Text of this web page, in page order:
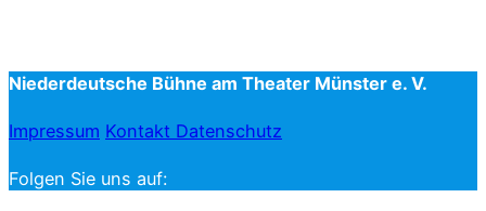
Niederdeutsche Bühne am Theater Münster e. V.
Impressum Kontakt Datenschutz
Folgen Sie uns auf: